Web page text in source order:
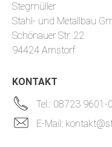
Stegmüller
Stahl- und Metallbau
Schönauer Str. 22
94424 Arnstorf
KONTAKT
Tel.: 08723 9601-
E-Mail: